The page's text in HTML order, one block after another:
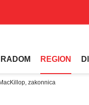
RADOM REGION
zakonnica